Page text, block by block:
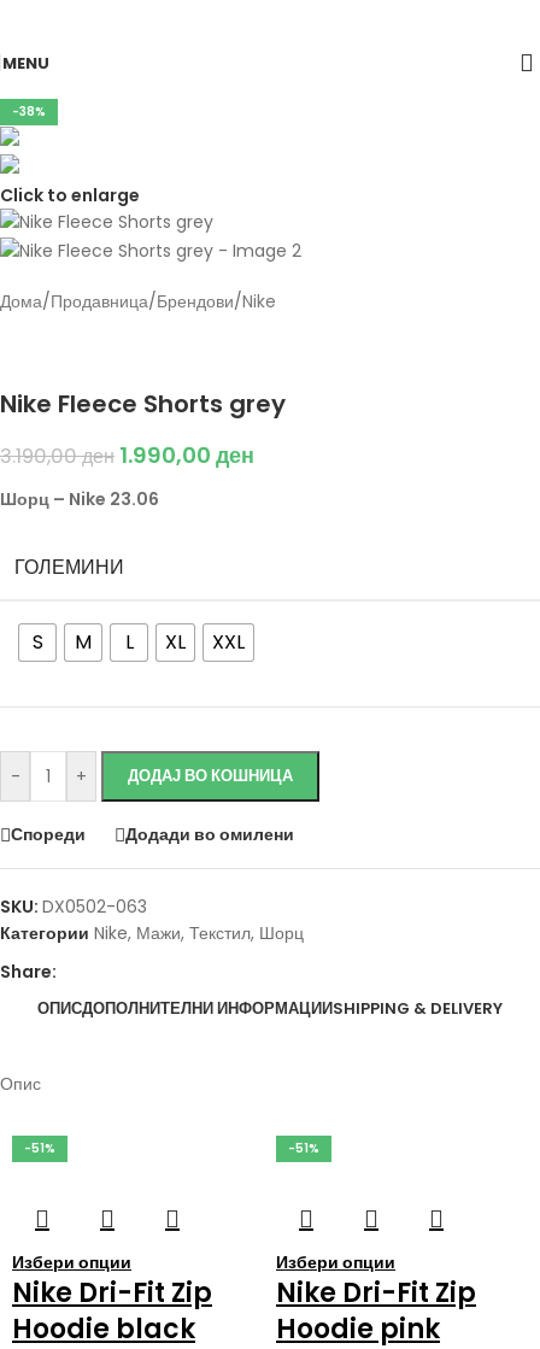
MENU
-38%
Click to enlarge
Дома/Продавница/Брендови/Nike
Nike Fleece Shorts grey
3.190,00ден 1.990,00 ден
Шорц – Nike 23.06
ГОЛЕМИНИ
S M L XL XXL
- + ДОДАЈ ВО КОШНИЦА
Спореди Додади во омилени
SKU: DX0502-063
Категории Nike, Мажи, Текстил, Шорц
Share:
ОПИСДОПОЛНИТЕЛНИ ИНФОРМАЦИИSHIPPING & DELIVERY
Опис
-51%
Избери опции
Nike Dri-Fit Zip
Hoodie black
-51%
Избери опции
Nike Dri-Fit Zip
Hoodie pink